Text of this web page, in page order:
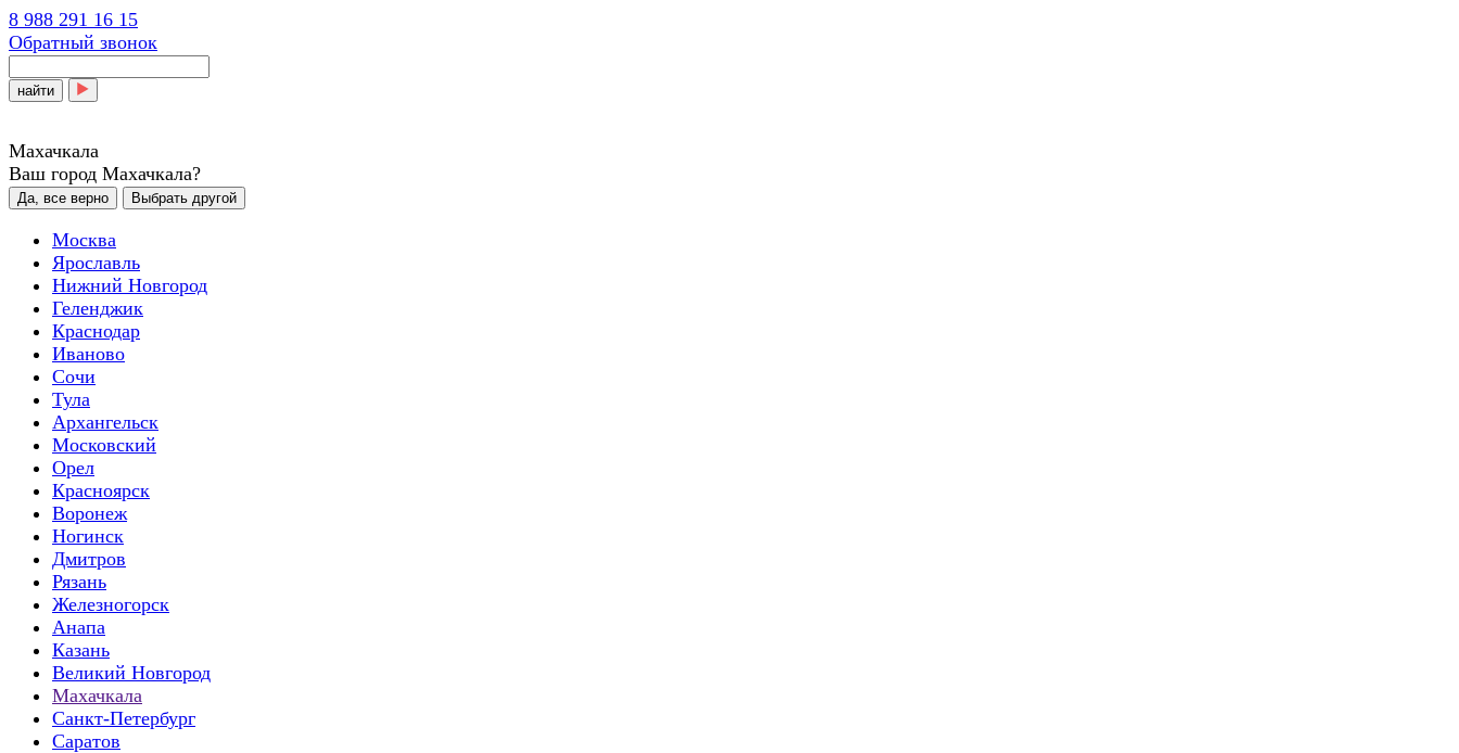
8 988 291 16 15
Обратный звонок
найти
Махачкала
Ваш город Махачкала?
Да, все верно Выбрать другой
Москва
Ярославль
Нижний Новгород
Геленджик
Краснодар
Иваново
Сочи
Тула
Архангельск
Московский
Орел
Красноярск
Воронеж
Ногинск
Дмитров
Рязань
Железногорск
Анапа
Казань
Великий Новгород
Махачкала
Санкт-Петербург
Саратов